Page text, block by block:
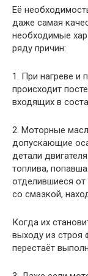
Её
даже самая
необходимые
ряду причин:
1. При нагреве и
происходит
входящих в
2. Моторные
допускающие
детали
топлива,
отделившиеся
со смазкой,
Когда их
выходу из строя
перестаёт